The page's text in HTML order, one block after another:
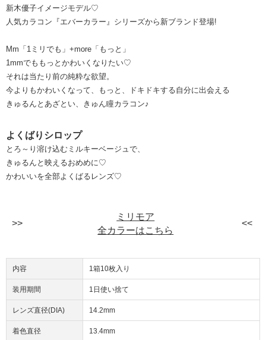
新木優子イメージモデル♡
人気カラコン『エバーカラー』シリーズから新ブランド登場!
Mm「1ミリでも」+more「もっと」
1mmでももっとかわいくなりたい♡
それは当たり前の純粋な欲望。
今よりもかわいくなって、もっと、ドキドキする自分に出会える
きゅるんとあざとい、きゅん瞳カラコン♪
よくばりシロップ
とろ～り溶け込むミルキーベージュで、
きゅるんと映えるおめめに♡
かわいいを全部よくばるレンズ♡
ミリモア
全カラーはこちら
内容 1箱10枚入り
装用期間 1日使い捨て
レンズ直径(DIA) 14.2mm
着色直径 13.4mm